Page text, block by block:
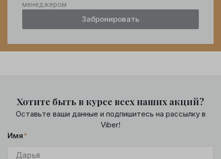
менеджером
Забронировать
Хотите быть в курсе всех наших акций?
Оставьте ваши данные и подпишитесь на рассылку в
Viber!
Имя*